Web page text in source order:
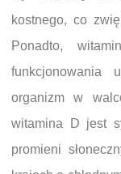
kostnego, co
Ponadto,
funkcjonowania
organizm w
witamina D jest
promieni